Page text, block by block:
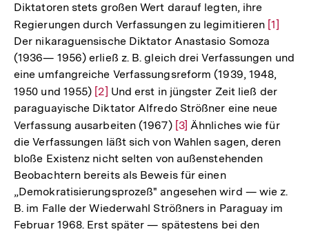
Diktatoren stets großen Wert darauf legten, ihre
Regierungen durch Verfassungen zu legimitieren Zur
der
[1]
Der nikaraguensische Diktator Anastasio Somoza
(1936— 1956) erließ z. B. gleich drei Verfassungen und
eine umfangreiche Verfassungsreform (1939, 1948,
1950 und 1955) Zur
Auflösung
der
Fußnote
[2] Und erst in jüngster Zeit ließ der
paraguayische Diktator Alfredo Strößner eine neue
Verfassung ausarbeiten (1967) Zur
Auflösung
der
Fußnote
[3] Ähnliches wie für
die Verfassungen läßt sich von Wahlen sagen, deren
bloße Existenz nicht selten von außenstehenden
Beobachtern bereits als Beweis für einen
„Demokratisierungsprozeß" angesehen wird — wie z.
B. im Falle der Wiederwahl Strößners in Paraguay im
Februar 1968. Erst später — spätestens bei den